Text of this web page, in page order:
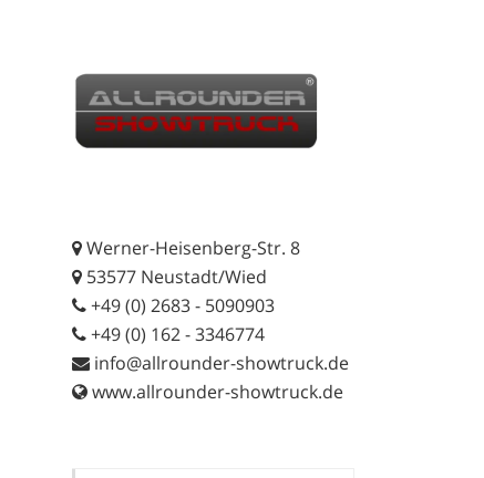
Werner-Heisenberg-Str. 8
53577 Neustadt/Wied
+49 (0) 2683 - 5090903
+49 (0) 162 - 3346774
info@allrounder-showtruck.de
www.allrounder-showtruck.de